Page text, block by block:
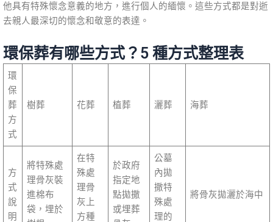
他具有特殊懷念意義的地方，進行個人的緬懷。這些方式都是對逝
去親人最深切的懷念和敬意的表達。
環保葬有哪些方式？5 種方式整理表
環
保
葬
方
式
樹葬 花葬 植葬 灑葬 海葬
方
式
說
明
將特殊處
理骨灰裝
進棉布
袋，埋於
在特
殊處
理骨
灰上
方種
於政府
指定地
點拋撒
或埋葬
公墓
內拋
撒特
殊處
理的
將骨灰拋灑於海中